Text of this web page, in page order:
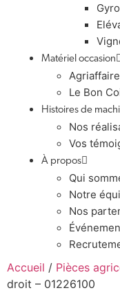
Matériel occasion
Le Bon
Histoires de
Nos
Vos
À propos
Qui
Notre
Nos
Accueil / Pièces
droit – 01226100